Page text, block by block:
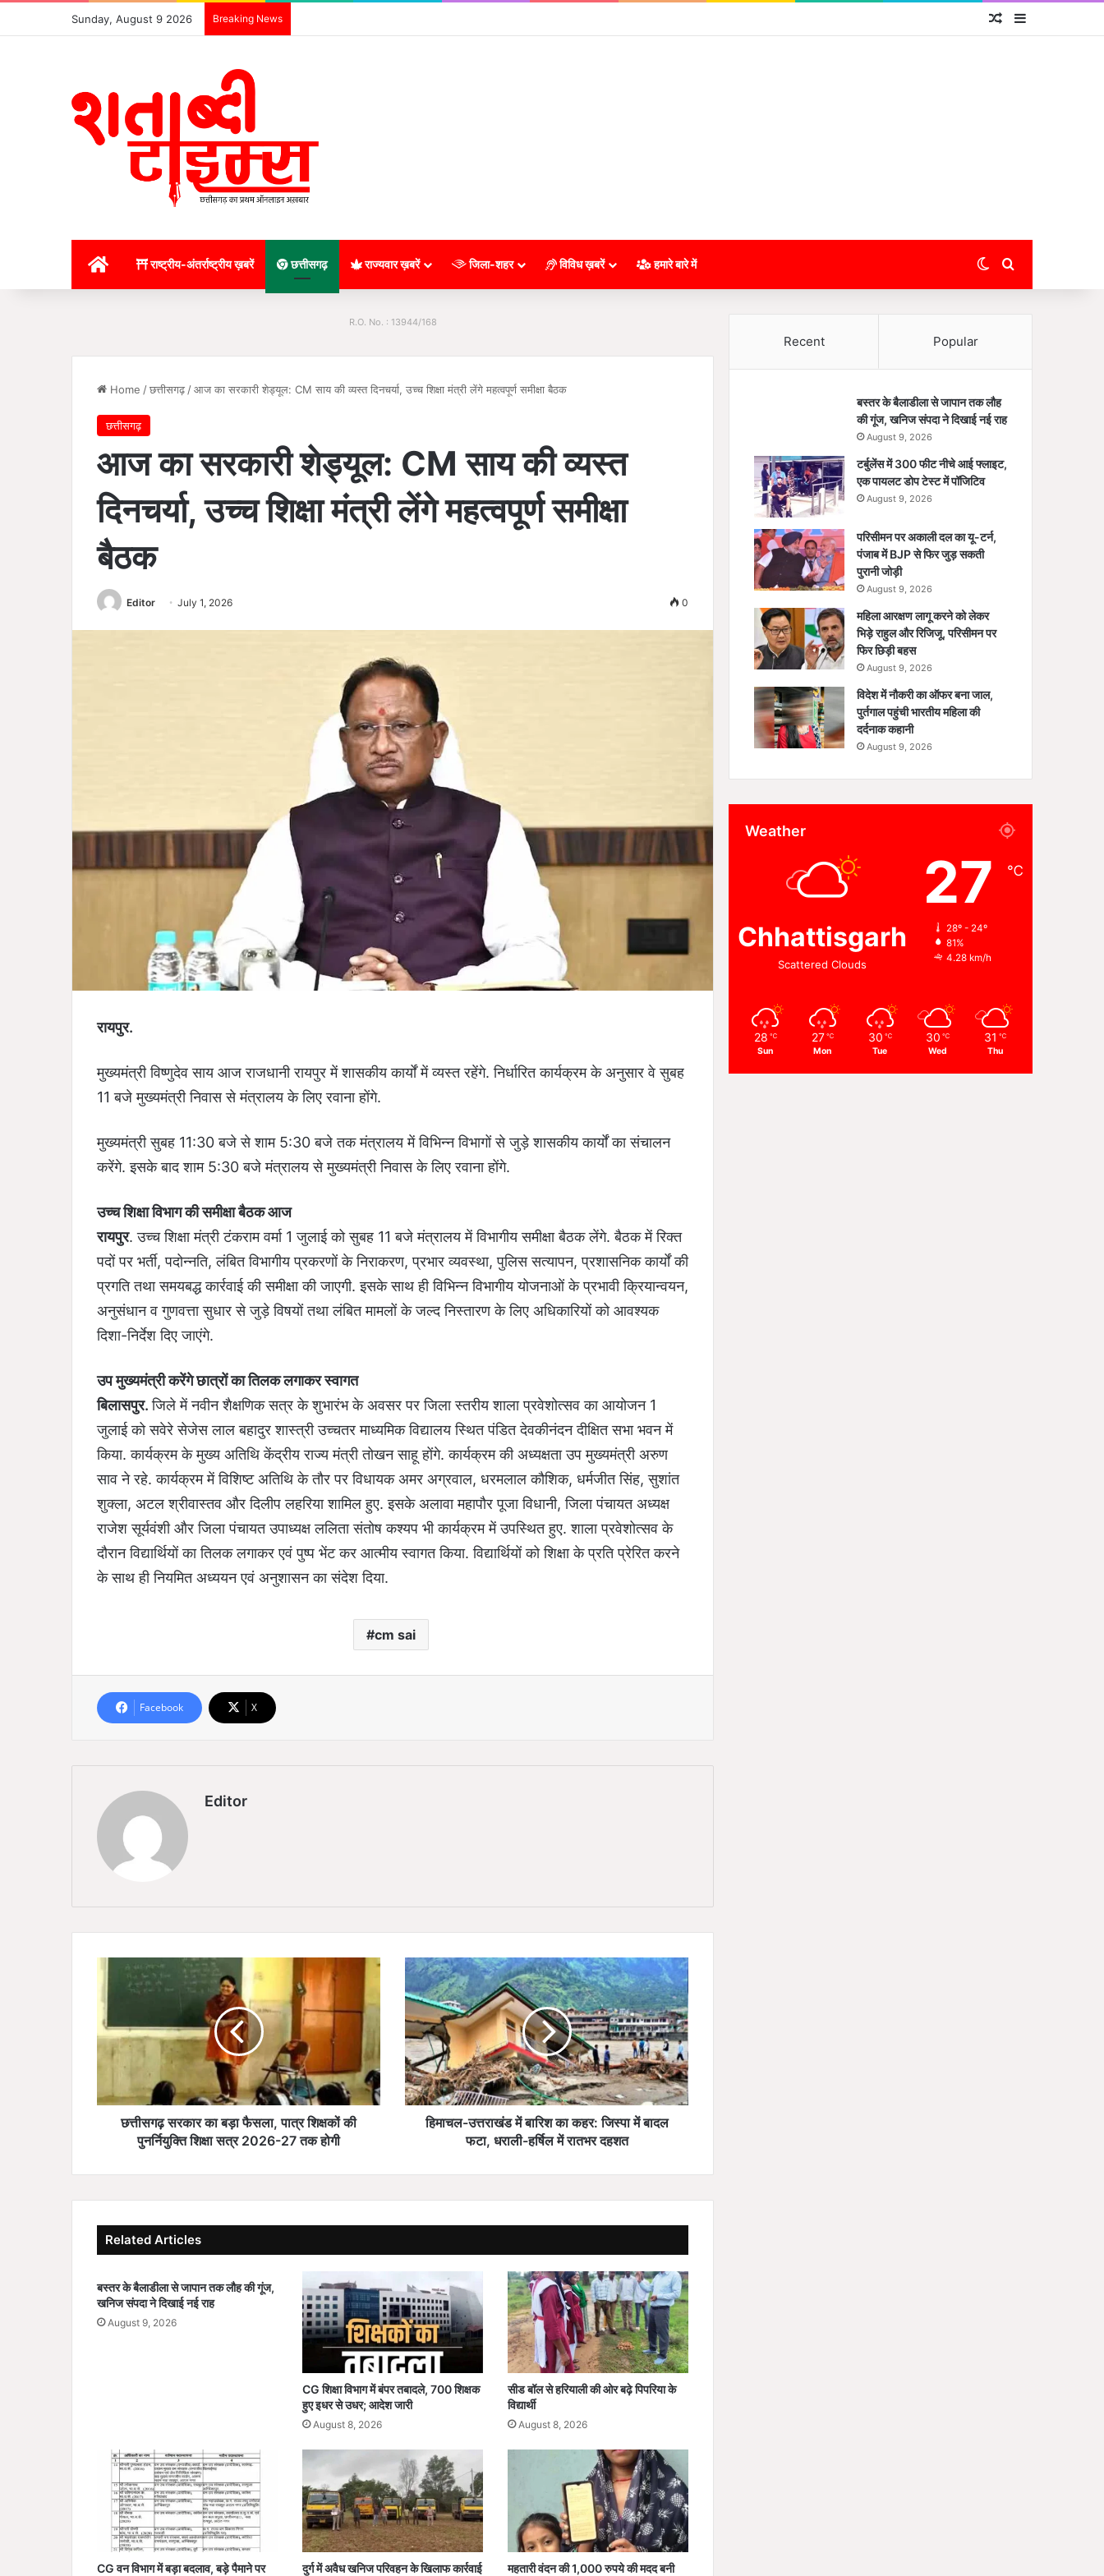
Sunday, August 9 2026 Breaking News Random Article
राष्ट्रीय-अंतर्राष्ट्रीय ख़बरें छत्तीसगढ़ राज्यवार ख़बरें जिला-शहर विविध ख़बरें हमारे बारे में Switch skin
R.O. No. : 13944/168
Home /छत्तीसगढ़ /आज का सरकारी शेड्यूल: CM साय की व्यस्त दिनचर्या, उच्च शिक्षा मंत्री लेंगे महत्वपूर्ण समीक्षा बैठक
छत्तीसगढ़
आज का सरकारी शेड्यूल: CM साय की व्यस्त
दिनचर्या, उच्च शिक्षा मंत्री लेंगे महत्वपूर्ण समीक्षा
बैठक
Editor July 1, 2026 0
रायपुर.
मुख्यमंत्री विष्णुदेव साय आज राजधानी रायपुर में शासकीय कार्यों में व्यस्त रहेंगे. निर्धारित कार्यक्रम के अनुसार वे सुबह
11 बजे मुख्यमंत्री निवास से मंत्रालय के लिए रवाना होंगे.
मुख्यमंत्री सुबह 11:30 बजे से शाम 5:30 बजे तक मंत्रालय में विभिन्न विभागों से जुड़े शासकीय कार्यों का संचालन
करेंगे. इसके बाद शाम 5:30 बजे मंत्रालय से मुख्यमंत्री निवास के लिए रवाना होंगे.
उच्च शिक्षा विभाग की समीक्षा बैठक आज
रायपुर. उच्च शिक्षा मंत्री टंकराम वर्मा 1 जुलाई को सुबह 11 बजे मंत्रालय में विभागीय समीक्षा बैठक लेंगे. बैठक में रिक्त
पदों पर भर्ती, पदोन्नति, लंबित विभागीय प्रकरणों के निराकरण, प्रभार व्यवस्था, पुलिस सत्यापन, प्रशासनिक कार्यों की
प्रगति तथा समयबद्ध कार्रवाई की समीक्षा की जाएगी. इसके साथ ही विभिन्न विभागीय योजनाओं के प्रभावी क्रियान्वयन,
अनुसंधान व गुणवत्ता सुधार से जुड़े विषयों तथा लंबित मामलों के जल्द निस्तारण के लिए अधिकारियों को आवश्यक
दिशा-निर्देश दिए जाएंगे.
उप मुख्यमंत्री करेंगे छात्रों का तिलक लगाकर स्वागत
बिलासपुर.जिले में नवीन शैक्षणिक सत्र के शुभारंभ के अवसर पर जिला स्तरीय शाला प्रवेशोत्सव का आयोजन 1
जुलाई को सवेरे सेजेस लाल बहादुर शास्त्री उच्चतर माध्यमिक विद्यालय स्थित पंडित देवकीनंदन दीक्षित सभा भवन में
किया. कार्यक्रम के मुख्य अतिथि केंद्रीय राज्य मंत्री तोखन साहू होंगे. कार्यक्रम की अध्यक्षता उप मुख्यमंत्री अरुण
साव ने रहे. कार्यक्रम में विशिष्ट अतिथि के तौर पर विधायक अमर अग्रवाल, धरमलाल कौशिक, धर्मजीत सिंह, सुशांत
शुक्ला, अटल श्रीवास्तव और दिलीप लहरिया शामिल हुए. इसके अलावा महापौर पूजा विधानी, जिला पंचायत अध्यक्ष
राजेश सूर्यवंशी और जिला पंचायत उपाध्यक्ष ललिता संतोष कश्यप भी कार्यक्रम में उपस्थित हुए. शाला प्रवेशोत्सव के
दौरान विद्यार्थियों का तिलक लगाकर एवं पुष्प भेंट कर आत्मीय स्वागत किया. विद्यार्थियों को शिक्षा के प्रति प्रेरित करने
के साथ ही नियमित अध्ययन एवं अनुशासन का संदेश दिया.
cm sai
Facebook X
Editor
त्ती
स
ग
ढ़
स
र
फै
,
त्र
क्ष
कों
की
-
छत्तीसगढ़ सरकार का बड़ा फैसला, पात्र शिक्षकों की
पुनर्नियुक्ति शिक्षा सत्र 2026-27 तक होगी
हि
मा
च
ल
-
उ
त्त
रा
खं
रि
क
र
जि
स्पा
में
बा
द
फ
ध
रा
ली
-
ह
र्षि
ल
में
हिमाचल-उत्तराखंड में बारिश का कहर: जिस्पा में बादल
फटा, धराली-हर्षिल में रातभर दहशत
Related Articles
बस्तर के बैलाडीला से जापान तक लौह की गूंज,
खनिज संपदा ने दिखाई नई राह
August 9, 2026
CG शिक्षा विभाग में बंपर तबादले, 700 शिक्षक
हुए इधर से उधर; आदेश जारी
August 8, 2026
सीड बॉल से हरियाली की ओर बढ़े पिपरिया के
विद्यार्थी
August 8, 2026
CG वन विभाग में बड़ा बदलाव, बड़े पैमाने पर
दुर्ग में अवैध खनिज परिवहन के खिलाफ कार्रवाई
महतारी वंदन की 1,000 रुपये की मदद बनी
Recent Popular
बस्तर के बैलाडीला से जापान तक लौह
की गूंज, खनिज संपदा ने दिखाई नई राह
August 9, 2026
टर्बुलेंस में 300 फीट नीचे आई फ्लाइट,
एक पायलट डोप टेस्ट में पॉजिटिव
August 9, 2026
परिसीमन पर अकाली दल का यू-टर्न,
पंजाब में BJP से फिर जुड़ सकती
पुरानी जोड़ी
August 9, 2026
महिला आरक्षण लागू करने को लेकर
भिड़े राहुल और रिजिजू, परिसीमन पर
फिर छिड़ी बहस
August 9, 2026
विदेश में नौकरी का ऑफर बना जाल,
पुर्तगाल पहुंची भारतीय महिला की
दर्दनाक कहानी
August 9, 2026
Weather
Chhattisgarh
Scattered Clouds
27 ℃
28º - 24º
81%
4.28 km/h
28 ℃
Sun
27 ℃
Mon
30 ℃
Tue
30 ℃
Wed
31 ℃
Thu